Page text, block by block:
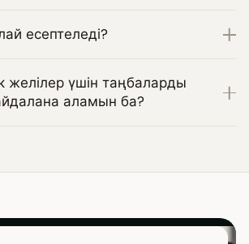
есептеледі?
желілер үшін таңбаларды
аламын ба?